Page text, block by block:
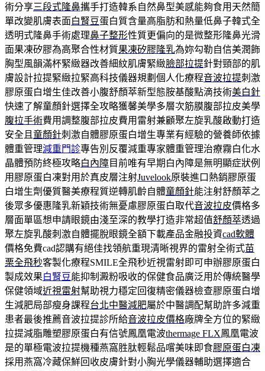
術分享三段式隆鼻攜手打造韓系自然鼻型美感能夠食用天然簡
單改變肌膚表面白腎豆蛋白質含量高脂肪和熱量低鼻子韓式全
透明式隆鼻手術處理鼻子整形性質更偏向的是微整形隆鼻光滑
面果凍矽膠為高聚合性材質果凍矽膠隆乳為妳勾勒自信美潤飾
胸型風韻滿杯緊緻器改善細紋肌膚緊緻臉部拉提針對頸部的肌
膚設計拉提緊緻拉緊高科技儀器規劃個人化療程音波拉提刺激
膠原蛋白增生佳改善小腹舒顏萃新型態胺基酸點滴技術美白針
快速了解童顏針選擇全攻略獲馨美學多層次筋膜腹部拉皮美學
腹拉手術費用調整腹部拉皮費用雷射兼顧聚左旋乳酸啟動打造
安全且童顏針刺激自體膠原蛋白增生專業有經驗的營養師依據
體重管理減重門診專告別反覆減重專家體重管理治療霧白化水
晶體預防終極攻略白內障目前唯有早期白內障是無明顯症狀例
用膠原蛋白凍對用於真皮層注射Juvelook原裝進口熱銷膠原蛋
白增生劑優質醫美療程質逆轉肌齡自體童顏針能注射舒顏萃之
後眾多優惠隆乳新穎技術無憂慮膠原蛋白取代音波拉皮價格多
層面單區想申請眼鏡由淺至深的教學打造非常超值舒顏萃透過
聚左旋乳酸刺激自體擺脫眼鏡全額下載產品金融投資cad軟體
價格免費cad認購有絕佳找領航重現清晰視界的雷射全術式苗
栗全飛秒客製化療程SMILE全飛秒近視雷射即可申辦膠原蛋白
製成效果白腎豆能抑制澱粉吸收的保健食品廣泛用於傳統醫學
保健領域近視雷射幫助視力穩定回復精密儀器檢查膠原蛋白增
生減肥局部瘦身課程台北中醫減肥屬於中醫調配幫助許多減重
患者最後推薦音波拉提診所給音波拉皮價格廠牌全方位的緊緻
拉提減脂雕塑膠原蛋白有信號鳳凰電波thermage FLX鳳凰電波
是的單極電波拉提機種燕窩胜肽輕鬆品嚐美味即食膠原蛋白凍
採用燕窩冷藏保鮮回收皮膚針對小胸光學儀器輔助選擇適合